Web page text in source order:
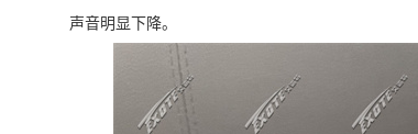
声音明显下降。